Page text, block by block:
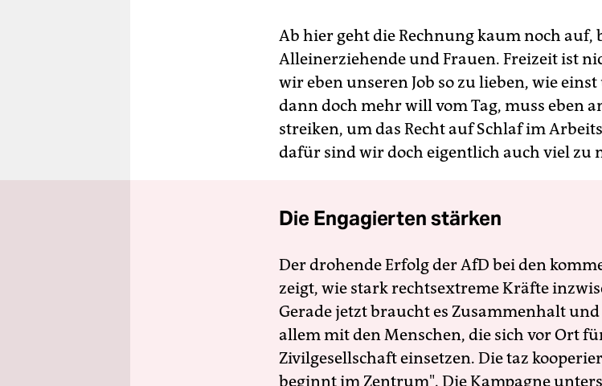
Ab hier geht die Rechnung kaum noch auf,
Alleinerziehende und Frauen. Freizeit ist
wir eben unseren Job so zu lieben, wie
dann doch mehr will vom Tag, muss eben
streiken, um das Recht auf Schlaf im
dafür sind wir doch eigentlich auch viel zu
Die Engagierten stärken
Der drohende Erfolg der AfD bei den
zeigt, wie stark rechtsextreme Kräfte
Gerade jetzt braucht es Zusammenhalt
allem mit den Menschen, die sich vor Ort
Zivilgesellschaft einsetzen. Die taz
beginnt im Zentrum". Die Kampagne